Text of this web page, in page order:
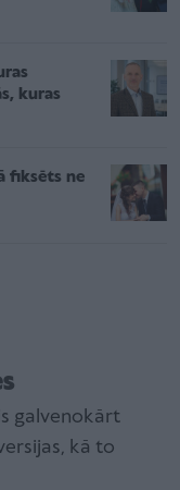
kuras
fiksēts ne
galvenokārt
kā to